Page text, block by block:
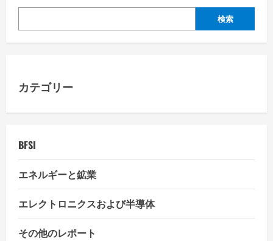
検索
カテゴリー
BFSI
エネルギーと鉱業
エレクトロニクスおよび半導体
その他のレポート